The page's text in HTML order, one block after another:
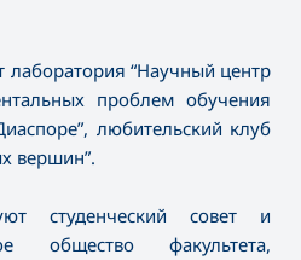
лаборатория “Научный центр
проблем обучения
любительский клуб
вершин”.
студенческий совет и
общество факультета,